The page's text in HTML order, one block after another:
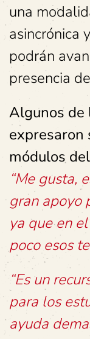
una
asincrónica
podrán
presencia
Algunos de
expresaron
módulos
“Me gusta,
gran apoyo
ya que en
poco esos
“Es un
para los
ayuda